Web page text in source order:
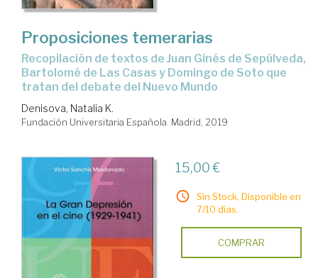
Proposiciones temerarias
recopilación de textos de Juan Ginés de Sepúlveda,
Bartolomé de Las Casas y Domingo de Soto que
tratan del debate del Nuevo Mundo
Denisova, Natalia K.
Fundación Universitaria Española. Madrid, 2019
15,00 €
Sin Stock. Disponible en
7/10 días.
COMPRAR